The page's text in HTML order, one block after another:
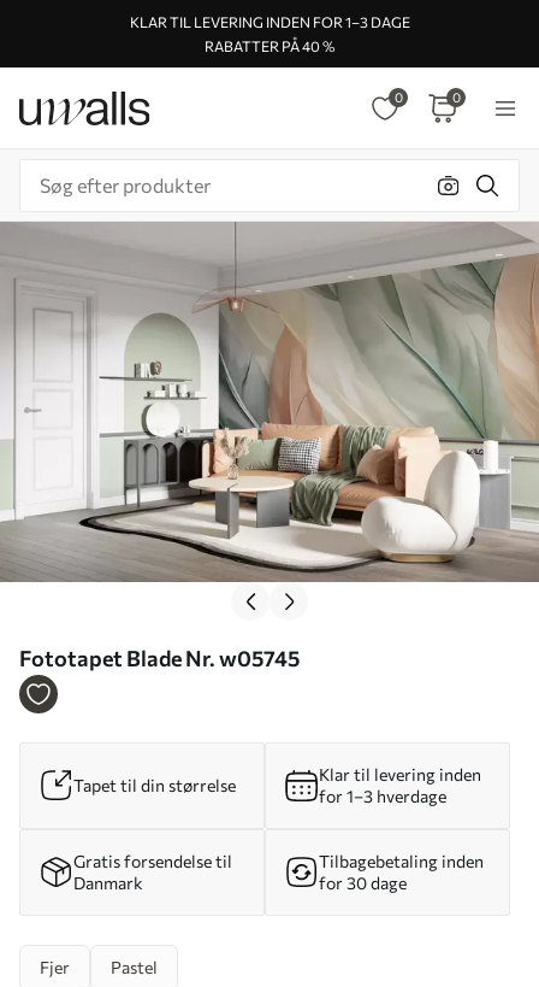
KLAR TIL LEVERING INDEN FOR 1–3 DAGE
RABATTER PÅ 40 %
0 0
Fototapet Blade Nr. w05745
Tapet til din størrelse
Klar til levering inden
for 1–3 hverdage
Gratis forsendelse til
Danmark
Tilbagebetaling inden
for 30 dage
Fjer Pastel